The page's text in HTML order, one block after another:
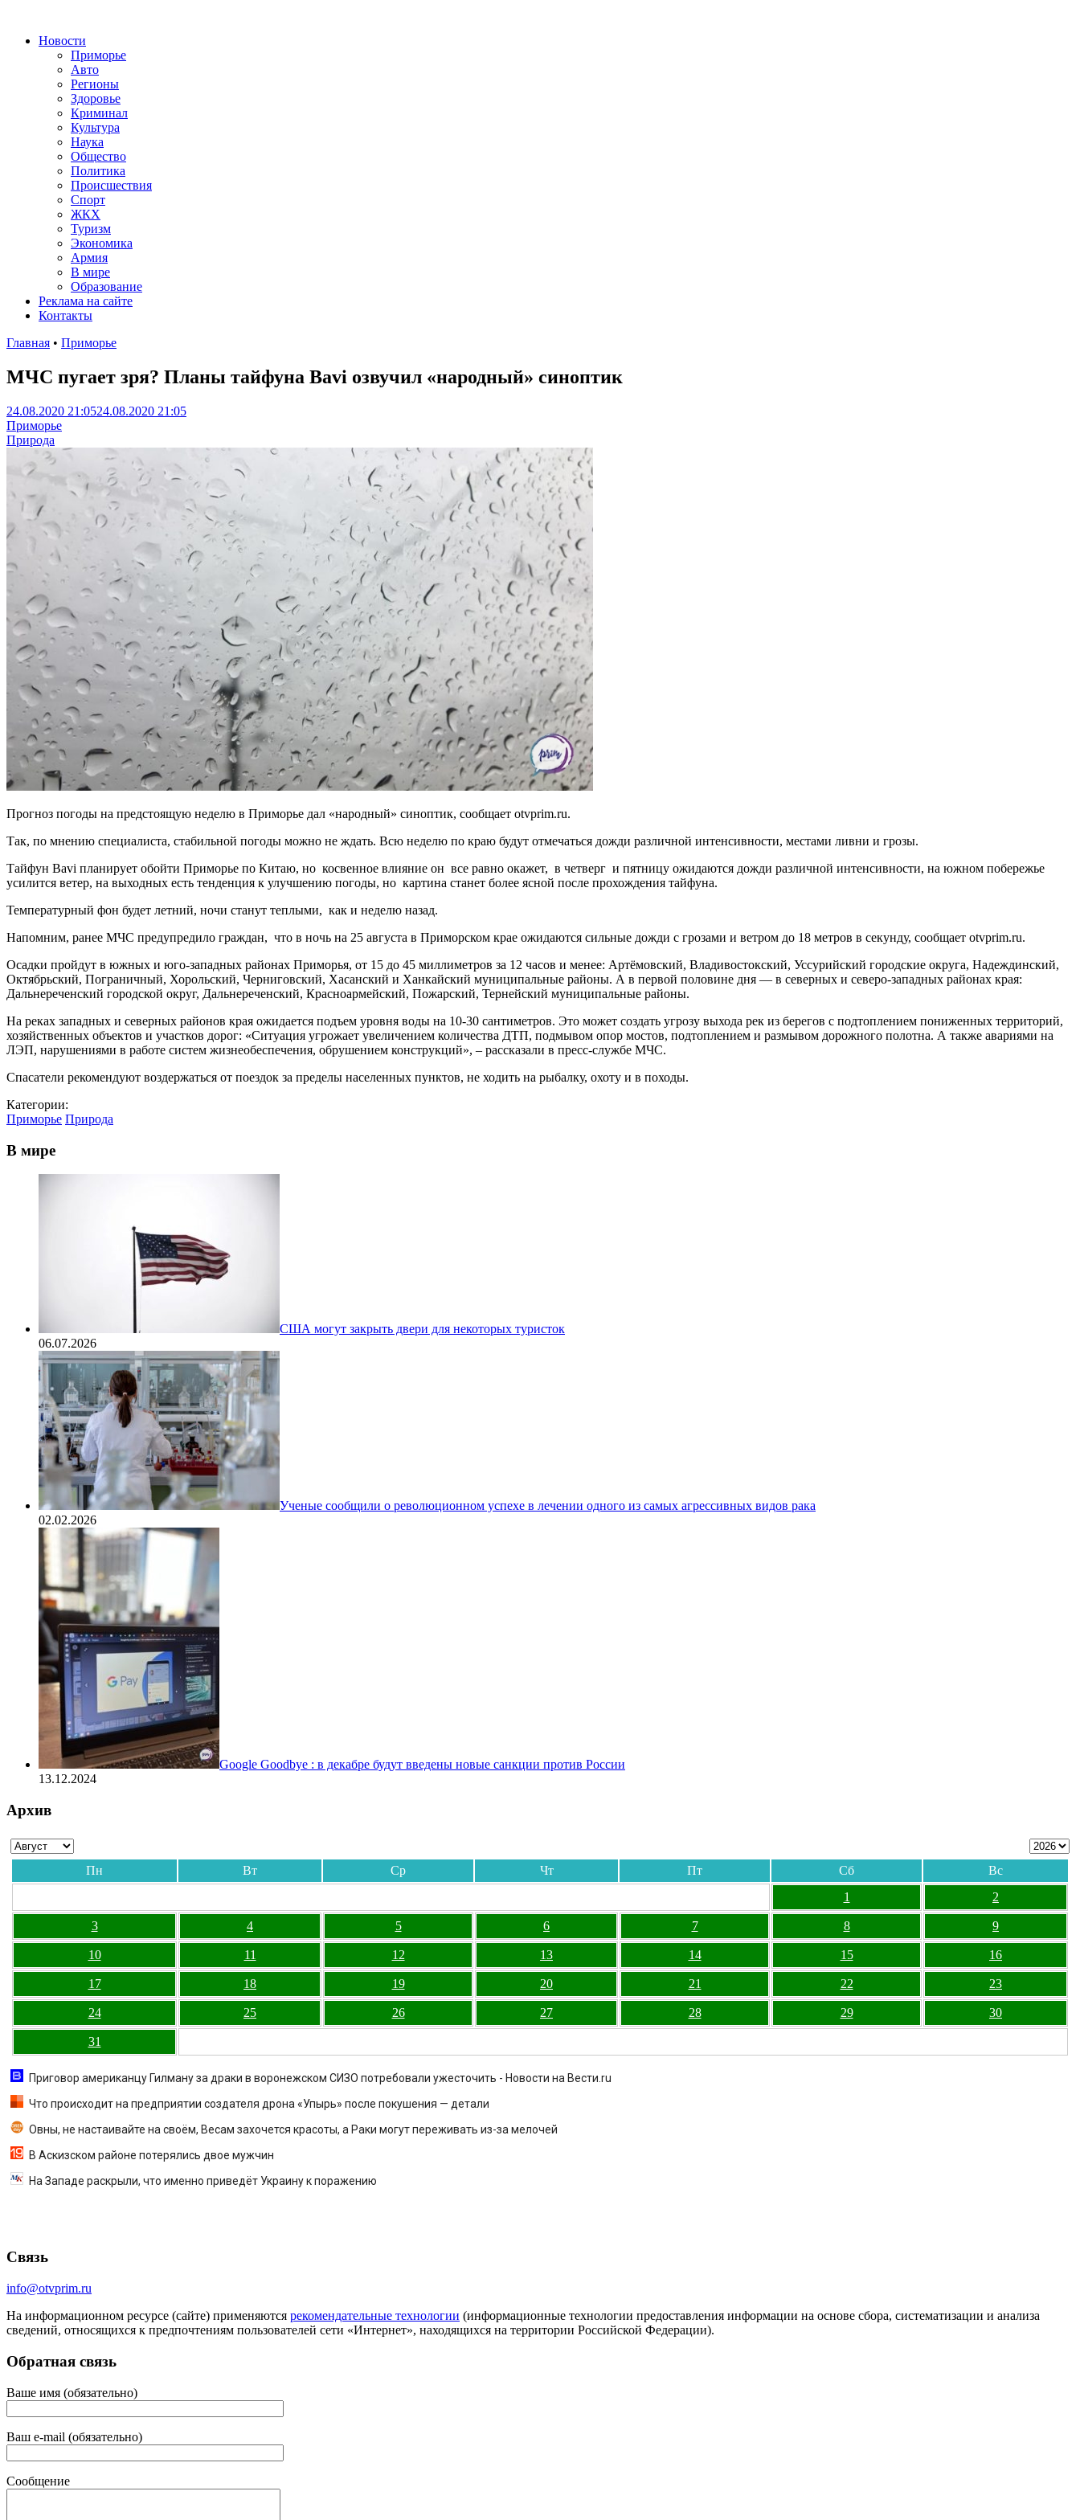
Новости
Приморье
Авто
Регионы
Здоровье
Криминал
Культура
Наука
Общество
Политика
Происшествия
Спорт
ЖКХ
Туризм
Экономика
Армия
В мире
Образование
Реклама на сайте
Контакты
Главная • Приморье
МЧС пугает зря? Планы тайфуна Bavi озвучил «народный» синоптик
24.08.2020 21:0524.08.2020 21:05
Приморье
Природа
Прогноз погоды на предстоящую неделю в Приморье дал «народный» синоптик, сообщает otvprim.ru.
Так, по мнению специалиста, стабильной погоды можно не ждать. Всю неделю по краю будут отмечаться дожди различной интенсивности, местами ливни и грозы.
Тайфун Bavi планирует обойти Приморье по Китаю, но косвенное влияние он все равно окажет, в четверг и пятницу ожидаются дожди различной интенсивности, на южном побережье
усилится ветер, на выходных есть тенденция к улучшению погоды, но картина станет более ясной после прохождения тайфуна.
Температурный фон будет летний, ночи станут теплыми, как и неделю назад.
Напомним, ранее МЧС предупредило граждан, что в ночь на 25 августа в Приморском крае ожидаются сильные дожди с грозами и ветром до 18 метров в секунду, сообщает otvprim.ru.
Осадки пройдут в южных и юго-западных районах Приморья, от 15 до 45 миллиметров за 12 часов и менее: Артёмовский, Владивостокский, Уссурийский городские округа, Надеждинский,
Октябрьский, Пограничный, Хорольский, Черниговский, Хасанский и Ханкайский муниципальные районы. А в первой половине дня — в северных и северо-западных районах края:
Дальнереченский городской округ, Дальнереченский, Красноармейский, Пожарский, Тернейский муниципальные районы.
На реках западных и северных районов края ожидается подъем уровня воды на 10-30 сантиметров. Это может создать угрозу выхода рек из берегов с подтоплением пониженных территорий,
хозяйственных объектов и участков дорог: «Ситуация угрожает увеличением количества ДТП, подмывом опор мостов, подтоплением и размывом дорожного полотна. А также авариями на
ЛЭП, нарушениями в работе систем жизнеобеспечения, обрушением конструкций», – рассказали в пресс-службе МЧС.
Спасатели рекомендуют воздержаться от поездок за пределы населенных пунктов, не ходить на рыбалку, охоту и в походы.
Категории:
Приморье Природа
В мире
США могут закрыть двери для некоторых туристок
06.07.2026
Ученые сообщили о революционном успехе в лечении одного из самых агрессивных видов рака
02.02.2026
Google Goodbye : в декабре будут введены новые санкции против России
13.12.2024
Архив
Пн Вт Ср Чт Пт Сб
Вс
1
2
3 4 5 6 7 8 9
10 11 12 13 14 15 16
17 18 19 20 21 22 23
24 25 26 27 28 29 30
31
Приговор американцу Гилману за драки в воронежском СИЗО потребовали ужесточить - Новости на Вести.ru
Что происходит на предприятии создателя дрона «Упырь» после покушения — детали
Овны, не настаивайте на своём, Весам захочется красоты, а Раки могут переживать из-за мелочей
В Аскизском районе потерялись двое мужчин
На Западе раскрыли, что именно приведёт Украину к поражению
Связь
info@otvprim.ru
На информационном ресурсе (сайте) применяются рекомендательные технологии (информационные технологии предоставления информации на основе сбора, систематизации и анализа
сведений, относящихся к предпочтениям пользователей сети «Интернет», находящихся на территории Российской Федерации).
Обратная связь
Ваше имя (обязательно)
Ваш e-mail (обязательно)
Сообщение